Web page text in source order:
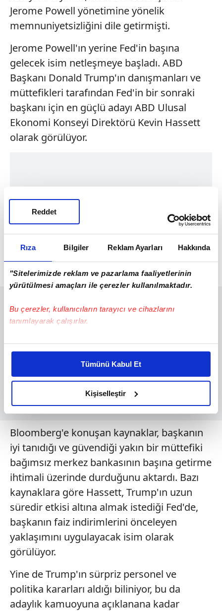
Rıza Bilgiler Reklam Ayarları Hakkında
"Sitelerimizde reklam ve pazarlama faaliyetlerinin
yürütülmesi amaçları ile çerezler kullanılmaktadır.
Bu çerezler, kullanıcıların tarayıcı ve cihazlarını
tanımlayarak çalışırlar.
Bu çerezlere izin vermeniz halinde sizlere özel
daha iyi reklam deneyimi yaşatabiliriz. Bunu yaparken
amacımızın size daha iyi bir reklam deneyimi sunmak
olduğunu ve sizlere en iyi içerikleri sunabilmek adına
elimizden gelen çabayı gösterdiğimizi ve bu noktada,
reklamların maliyetlerimizi karşılamak noktasında tek gelir
kalemimiz olduğunu sizlere hatırlatmak isteriz.
Her halükârda, kullanıcılar, bu çerezlere izin vermedikleri
takdirde, kullanıcılara hedefli reklamlar
gösterilmeyecektir."
Sizlere daha iyi bir hizmet sunabilmek için İnternet
Sitemizde kendimize ve üçüncü kişilere ait çerezler
kullanılmaktadır. Bu çerezler vasıtasıyla çeşitli kişisel
verileriniz işlenmekte olup gerekli olan çerezler bilgi
toplumu hizmetlerinin sunulması amacıyla
kullanılmaktadır. Diğer çerezler, sitemizin daha işlevsel
kılınması ve kişiselleştirilmesi ve sizlere yönelik
reklam/pazarlama faaliyetlerinin yapılması, amaçlarıyla
sınırlı olarak açık rızanız dahilinde kullanılacaktır.
Tümünü Kabul Et
Kişiselleştir
Reddet
Jerome Powell yönetimine yönelik
memnuniyetsizliğini dile getirmişti.
Jerome Powell'ın yerine Fed'in başına
gelecek isim netleşmeye başladı. ABD
Başkanı Donald Trump'ın danışmanları ve
müttefikleri tarafından Fed'in bir sonraki
başkanı için en güçlü adayı ABD Ulusal
Ekonomi Konseyi Direktörü Kevin Hassett
olarak görülüyor.
Bloomberg'e konuşan kaynaklar, başkanın
iyi tanıdığı ve güvendiği yakın bir müttefiki
bağımsız merkez bankasının başına getirme
ihtimali üzerinde durduğunu aktardı. Bazı
kaynaklara göre Hassett, Trump'ın uzun
süredir etkisi altına almak istediği Fed'de,
başkanın faiz indirimlerini önceleyen
yaklaşımını uygulayacak isim olarak
görülüyor.
Yine de Trump'ın sürpriz personel ve
politika kararları aldığı biliniyor, bu da
adaylık kamuoyuna açıklanana kadar